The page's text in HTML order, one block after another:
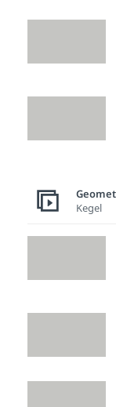
Kegel